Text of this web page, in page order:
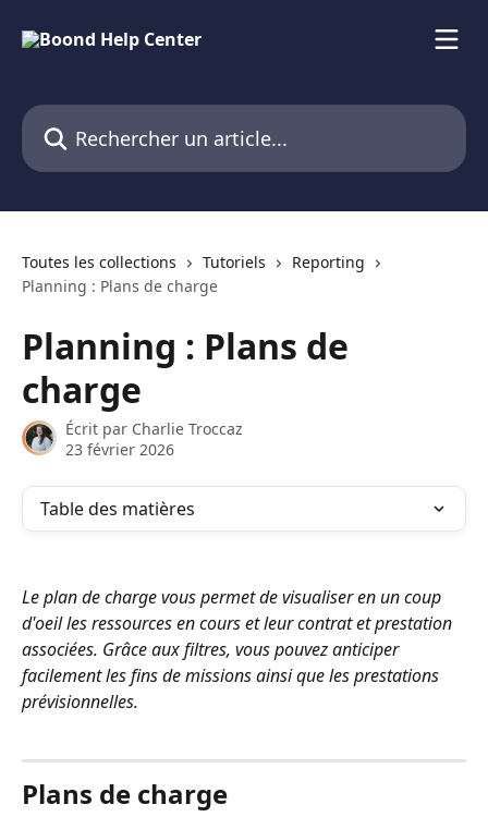
Rechercher un article...
Toutes les collections Tutoriels
Reporting
Planning : Plans de charge
Planning : Plans de
charge
Écrit par Charlie Troccaz
23 février 2026
Table des matières
Le plan de charge vous permet de visualiser en un coup
d'oeil les ressources en cours et leur contrat et prestation
associées. Grâce aux filtres, vous pouvez anticiper
facilement les fins de missions ainsi que les prestations
prévisionnelles.
Plans de charge